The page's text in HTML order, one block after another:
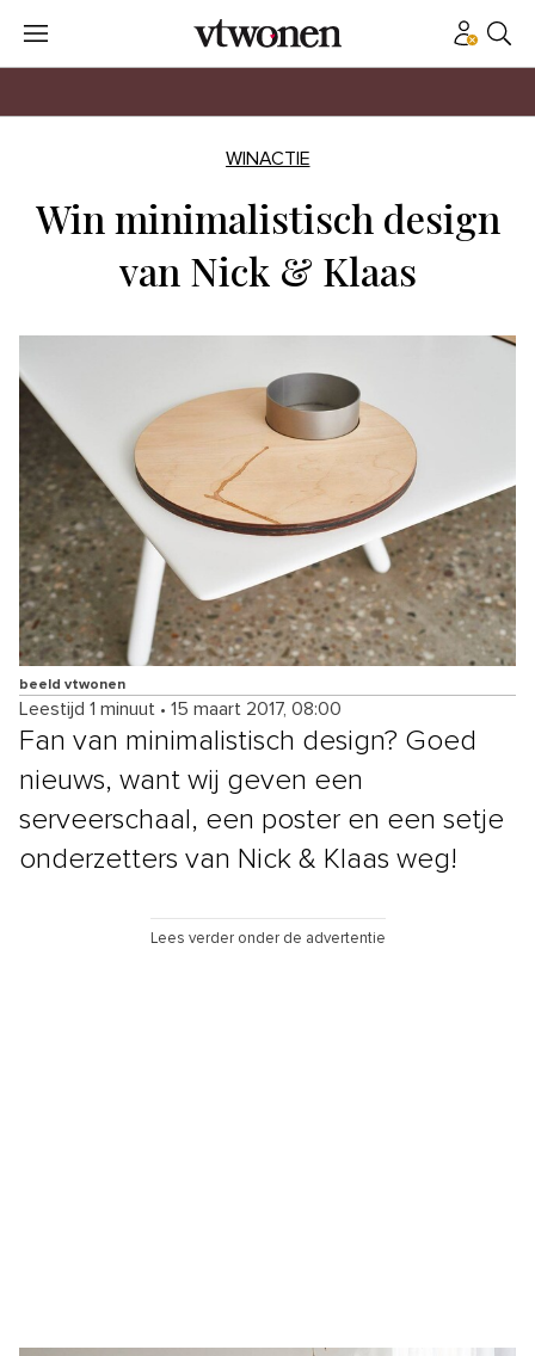
WINACTIE
Win minimalistisch design
van Nick & Klaas
beeld vtwonen
Leestijd 1 minuut • 15 maart 2017, 08:00
Fan van minimalistisch design? Goed
nieuws, want wij geven een
serveerschaal, een poster en een setje
onderzetters van Nick & Klaas weg!
Lees verder onder de advertentie